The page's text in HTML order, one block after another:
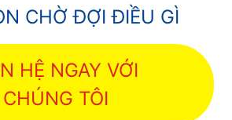
CHỜ ĐỢI ĐIỀU GÌ
HỆ NGAY VỚI
CHÚNG TÔI